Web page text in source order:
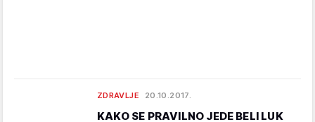
ZDRAVLJE 20.10.2017.
KAKO SE PRAVILNO JEDE BELI LUK